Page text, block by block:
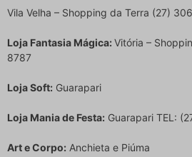
Vila Velha – Shopping da Terra (27)
Loja Fantasia Mágica: Vitória –
8787
Loja Soft: Guarapari
Loja Mania de Festa: Guarapari TEL:
Art e Corpo: Anchieta e Piúma